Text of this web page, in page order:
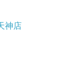
神店